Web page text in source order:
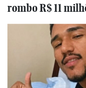
rombo R$ 11